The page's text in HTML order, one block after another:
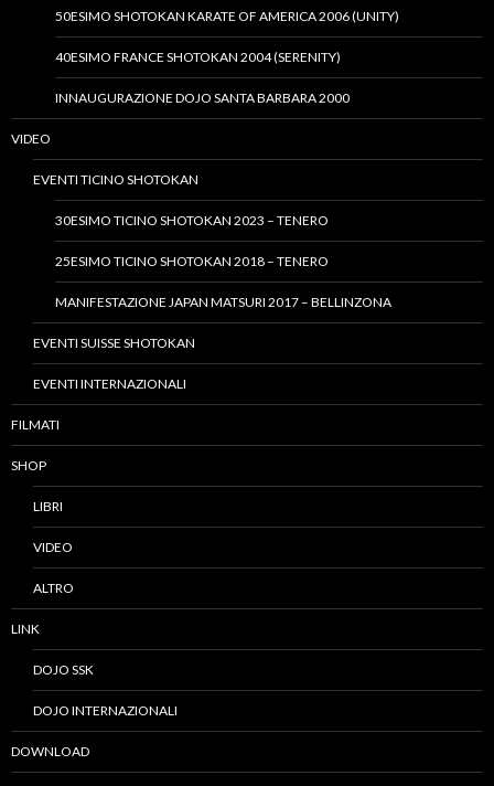
50ESIMO SHOTOKAN KARATE OF AMERICA 2006 (UNITY)
40ESIMO FRANCE SHOTOKAN 2004 (SERENITY)
INNAUGURAZIONE DOJO SANTA BARBARA 2000
VIDEO
EVENTI TICINO SHOTOKAN
30ESIMO TICINO SHOTOKAN 2023 – TENERO
25ESIMO TICINO SHOTOKAN 2018 – TENERO
MANIFESTAZIONE JAPAN MATSURI 2017 – BELLINZONA
EVENTI SUISSE SHOTOKAN
EVENTI INTERNAZIONALI
FILMATI
SHOP
LIBRI
VIDEO
ALTRO
LINK
DOJO SSK
DOJO INTERNAZIONALI
DOWNLOAD